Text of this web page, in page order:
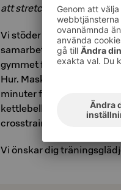
att stretcha
", säger
Vi stöder lokal produktion
samarbete med det lokala
gymmet finns elektriskt
Hur. Maskinerna är
minuter får du en effektiv
kettlebells, hantlar, två
crosstrainer.
Vi önskar dig